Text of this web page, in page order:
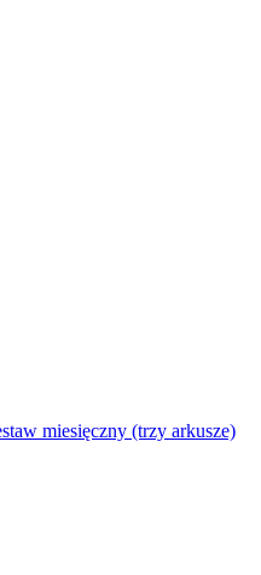
miesięczny (trzy arkusze)